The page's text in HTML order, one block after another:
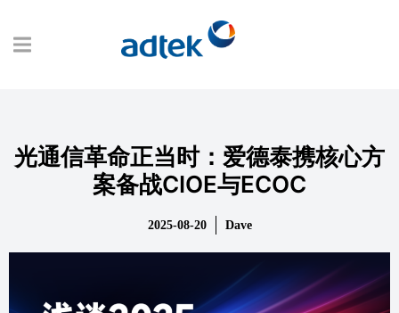
光通信革命正当时：爱德泰携核心方
案备战CIOE与ECOC
2025-08-20 Dave